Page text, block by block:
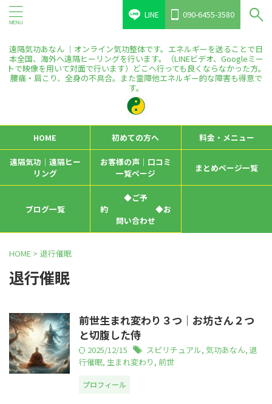
LINE 090-6455-3580
遠隔気功あなん ｜オンライン気功整体です。エネルギーを送ることで日
本全国、海外へ遠隔ヒーリングを行います。（LINEビデオ、Googleミー
トで映像を用いて対面で行います）どこへ行っても良くならなかった方。
腰痛・肩こり、全身の不具合。また霊障他エネルギー的な障害も得意で
す。
HOME 初めての方へ 料金・メニュー
遠隔気功｜遠隔ヒー
リング
お客様の声｜口コミ
一覧ページ
まとめページ一覧
ブログ一覧
◆ご予
約 ◆お
問い合わせ
HOME > 退行催眠
退行催眠
前世生まれ変わり３つ｜お坊さん２つ
と切腹した侍
2025/12/15 スピリチュアル, 気功あなん, 退
行催眠, 生まれ変わり , 前世
プロフィール